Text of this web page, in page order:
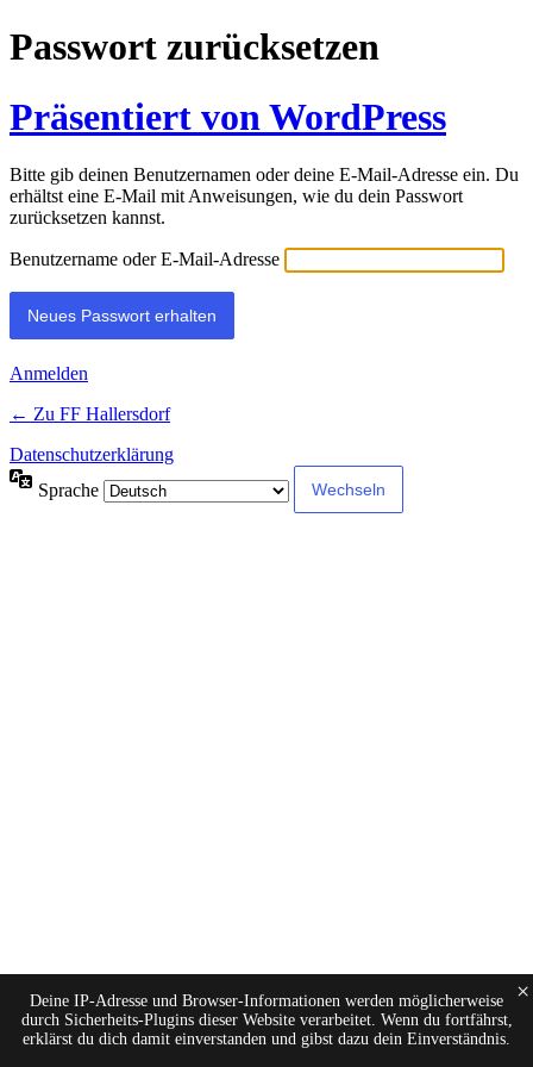
Passwort zurücksetzen
Präsentiert von WordPress
Bitte gib deinen Benutzernamen oder deine E-Mail-Adresse ein. Du
erhältst eine E-Mail mit Anweisungen, wie du dein Passwort
zurücksetzen kannst.
Benutzername oder E-Mail-Adresse
Anmelden
← Zu FF Hallersdorf
Datenschutzerklärung
Sprache
Deine IP-Adresse und Browser-Informationen werden möglicherweise
durch Sicherheits-Plugins dieser Website verarbeitet. Wenn du fortfährst,
erklärst du dich damit einverstanden und gibst dazu dein Einverständnis.
×